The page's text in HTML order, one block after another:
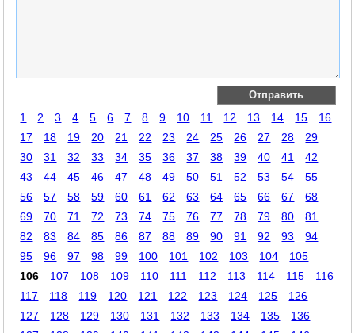
1 2 3 4 5 6 7 8 9 10 11 12 13 14 15
16
17
18 19 20 21 22 23 24 25 26 27 28
29
30
31 32 33 34 35 36 37 38 39 40 41
42
43
44 45 46 47 48 49 50 51 52 53 54
55
56
57 58 59 60 61 62 63 64 65 66 67
68
69
70 71 72 73 74 75 76 77 78 79 80
81
82
83 84 85 86 87 88 89 90 91 92 93
94
95
96 97 98 99 100 101 102 103 104
105
106
107 108 109 110 111 112 113 114 115
116
117
118 119 120 121 122 123 124 125
126
127
128 129 130 131 132 133 134 135
136